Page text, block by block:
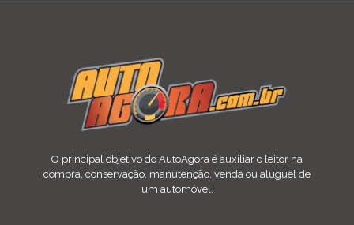
O principal objetivo do AutoAgora é auxiliar o leitor na
compra, conservação, manutenção, venda ou aluguel de
um automóvel.